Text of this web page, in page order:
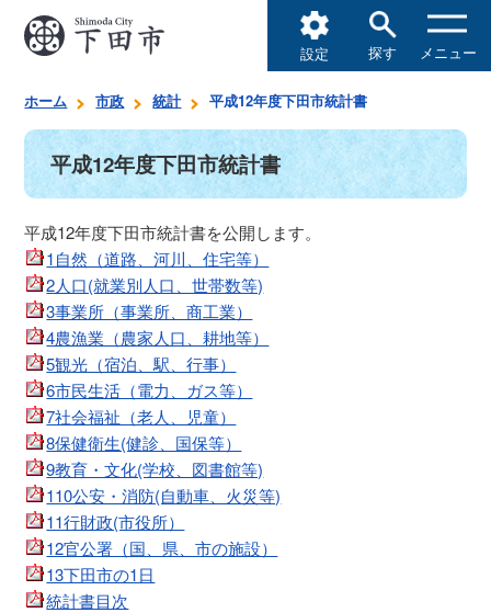
設定 探す メニュー
ホーム 市政 統計 平成12年度下田市統計書
平成12年度下田市統計書
平成12年度下田市統計書を公開します。
1自然（道路、河川、住宅等）
2人口(就業別人口、世帯数等)
3事業所（事業所、商工業）
4農漁業（農家人口、耕地等）
5観光（宿泊、駅、行事）
6市民生活（電力、ガス等）
7社会福祉（老人、児童）
8保健衛生(健診、国保等）
9教育・文化(学校、図書館等)
110公安・消防(自動車、火災等)
11行財政(市役所）
12官公署（国、県、市の施設）
13下田市の1日
統計書目次